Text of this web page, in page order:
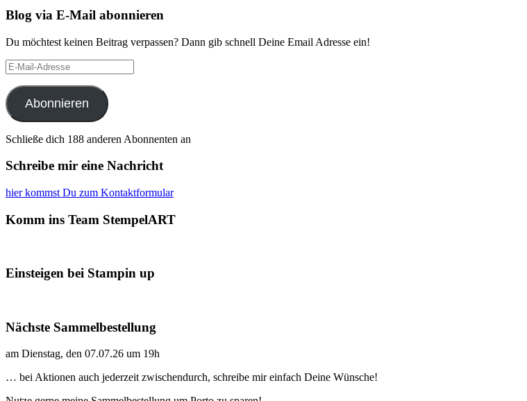
Blog via E-Mail abonnieren
Du möchtest keinen Beitrag verpassen? Dann gib schnell Deine Email Adresse ein!
E-
Mail-
Adresse
Abonnieren
Schließe dich 188 anderen Abonnenten an
Schreibe mir eine Nachricht
hier kommst Du zum Kontaktformular
Komm ins Team StempelART
Einsteigen bei Stampin up
Nächste Sammelbestellung
am Dienstag, den 07.07.26 um 19h
… bei Aktionen auch jederzeit zwischendurch, schreibe mir einfach Deine Wünsche!